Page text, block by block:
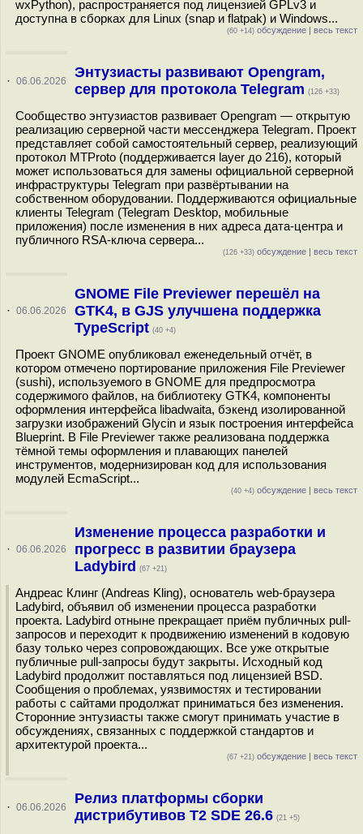
wxPython), распространяется под лицензией GPLv3 и
доступна в сборках для Linux (snap и flatpak) и Windows...
(60 +14) обсуждение | весь текст
· 06.06.2026
Энтузиасты развивают Opengram,
сервер для протокола Telegram (126 +33)
Сообщество энтузиастов развивает Opengram — открытую
реализацию серверной части мессенджера Telegram. Проект
представляет собой самостоятельный сервер, реализующий
протокол MTProto (поддерживается layer до 216), который
может использоваться для замены официальной серверной
инфраструктуры Telegram при развёртывании на
собственном оборудовании. Поддерживаются официальные
клиенты Telegram (Telegram Desktop, мобильные
приложения) после изменения в них адреса дата-центра и
публичного RSA-ключа сервера...
(126 +33) обсуждение | весь текст
· 06.06.2026
GNOME File Previewer перешёл на
GTK4, в GJS улучшена поддержка
TypeScript (40 +4)
Проект GNOME опубликовал еженедельный отчёт, в
котором отмечено портирование приложения File Previewer
(sushi), используемого в GNOME для предпросмотра
содержимого файлов, на библиотеку GTK4, компоненты
оформления интерфейса libadwaita, бэкенд изолированной
загрузки изображений Glycin и язык построения интерфейса
Blueprint. В File Previewer также реализована поддержка
тёмной темы оформления и плавающих панелей
инструментов, модернизирован код для использования
модулей EcmaScript...
(40 +4) обсуждение | весь текст
· 06.06.2026
Изменение процесса разработки и
прогресс в развитии браузера
Ladybird
(67 +21)
Андреас Клинг (Andreas Kling), основатель web-браузера
Ladybird, объявил об изменении процесса разработки
проекта. Ladybird отныне прекращает приём публичных pull-
запросов и переходит к продвижению изменений в кодовую
базу только через сопровождающих. Все уже открытые
публичные pull-запросы будут закрыты. Исходный код
Ladybird продолжит поставляться под лицензией BSD.
Сообщения о проблемах, уязвимостях и тестировании
работы с сайтами продолжат приниматься без изменения.
Сторонние энтузиасты также смогут принимать участие в
обсуждениях, связанных с поддержкой стандартов и
архитектурой проекта...
(67 +21) обсуждение | весь текст
· 06.06.2026
Релиз платформы сборки
дистрибутивов T2 SDE 26.6 (21 +5)